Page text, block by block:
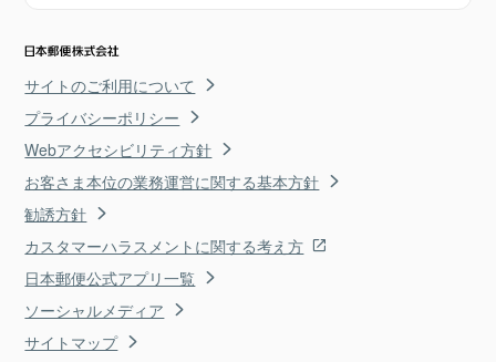
サイトのご利用について
プライバシーポリシー
Webアクセシビリティ方針
お客さま本位の業務運営に関する基本方針
勧誘方針
カスタマーハラスメントに関する考え方
日本郵便公式アプリ一覧
ソーシャルメディア
サイトマップ